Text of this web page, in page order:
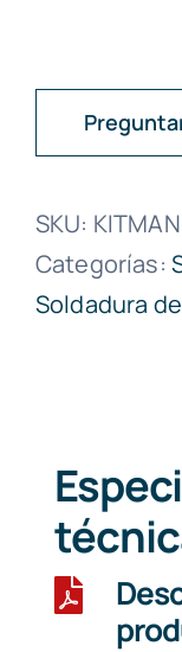
SKU:
Categorías:
Soldadura